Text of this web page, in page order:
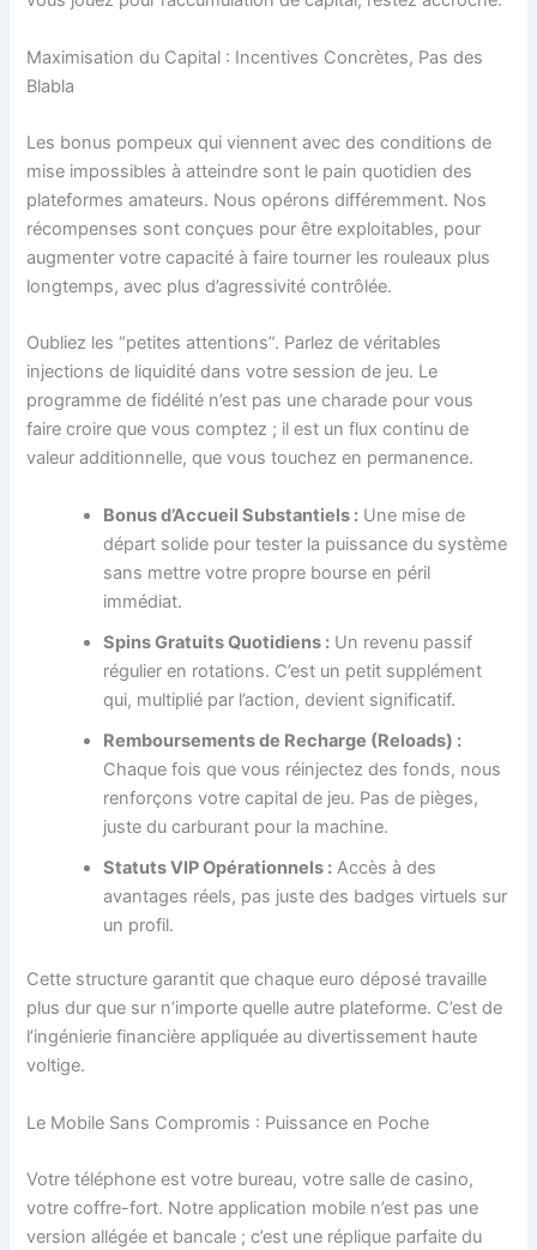
Maximisation du Capital : Incentives Concrètes, Pas des
Blabla
Les bonus pompeux qui viennent avec des conditions de
mise impossibles à atteindre sont le pain quotidien des
plateformes amateurs. Nous opérons différemment. Nos
récompenses sont conçues pour être exploitables, pour
augmenter votre capacité à faire tourner les rouleaux plus
longtemps, avec plus d’agressivité contrôlée.
Oubliez les “petites attentions”. Parlez de véritables
injections de liquidité dans votre session de jeu. Le
programme de fidélité n’est pas une charade pour vous
faire croire que vous comptez ; il est un flux continu de
valeur additionnelle, que vous touchez en permanence.
Bonus d’Accueil Substantiels : Une mise de
départ solide pour tester la puissance du système
sans mettre votre propre bourse en péril
immédiat.
Spins Gratuits Quotidiens : Un revenu passif
régulier en rotations. C’est un petit supplément
qui, multiplié par l’action, devient significatif.
Remboursements de Recharge (Reloads) :
Chaque fois que vous réinjectez des fonds, nous
renforçons votre capital de jeu. Pas de pièges,
juste du carburant pour la machine.
Statuts VIP Opérationnels : Accès à des
avantages réels, pas juste des badges virtuels sur
un profil.
Cette structure garantit que chaque euro déposé travaille
plus dur que sur n’importe quelle autre plateforme. C’est de
l’ingénierie financière appliquée au divertissement haute
voltige.
Le Mobile Sans Compromis : Puissance en Poche
Votre téléphone est votre bureau, votre salle de casino,
votre coffre-fort. Notre application mobile n’est pas une
version allégée et bancale ; c’est une réplique parfaite du